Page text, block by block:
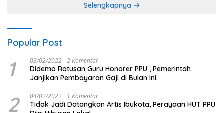
Selengkapnya
Popular Post
1 03/02/2022 2 Komentar
Didemo Ratusan Guru Honorer PPU , Pemerintah
Janjikan Pembayaran Gaji di Bulan Ini
2 04/02/2022 1 Komentar
Tidak Jadi Datangkan Artis Ibukota, Perayaan HUT PPU